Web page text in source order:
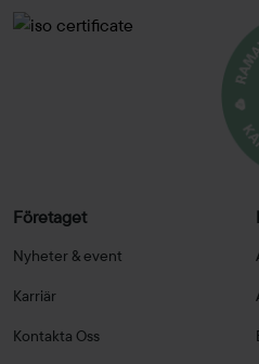
Företaget
Nyheter & event
Karriär
Kontakta Oss